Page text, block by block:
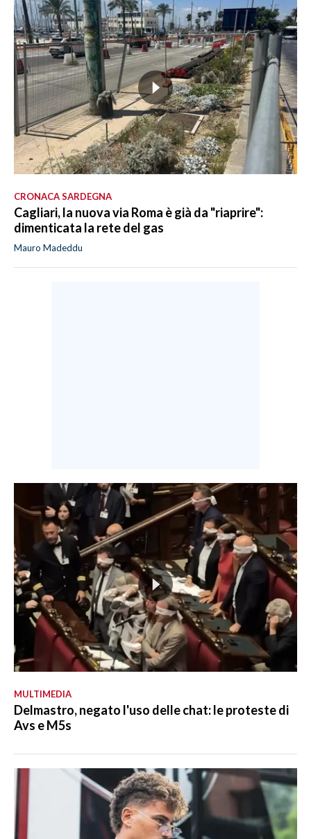
CRONACA SARDEGNA
Cagliari, la nuova via Roma è già da "riaprire":
dimenticata la rete del gas
Mauro Madeddu
MULTIMEDIA
Delmastro, negato l'uso delle chat: le proteste di
Avs e M5s